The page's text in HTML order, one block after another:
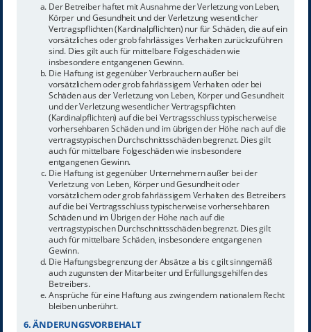
Der Betreiber haftet mit Ausnahme der Verletzung von Leben,
Körper und Gesundheit und der Verletzung wesentlicher
Vertragspflichten (Kardinalpflichten) nur für Schäden, die auf ein
vorsätzliches oder grob fahrlässiges Verhalten zurückzuführen
sind. Dies gilt auch für mittelbare Folgeschäden wie
insbesondere entgangenen Gewinn.
Die Haftung ist gegenüber Verbrauchern außer bei
vorsätzlichem oder grob fahrlässigem Verhalten oder bei
Schäden aus der Verletzung von Leben, Körper und Gesundheit
und der Verletzung wesentlicher Vertragspflichten
(Kardinalpflichten) auf die bei Vertragsschluss typischerweise
vorhersehbaren Schäden und im übrigen der Höhe nach auf die
vertragstypischen Durchschnittsschäden begrenzt. Dies gilt
auch für mittelbare Folgeschäden wie insbesondere
entgangenen Gewinn.
Die Haftung ist gegenüber Unternehmern außer bei der
Verletzung von Leben, Körper und Gesundheit oder
vorsätzlichem oder grob fahrlässigem Verhalten des Betreibers
auf die bei Vertragsschluss typischerweise vorhersehbaren
Schäden und im Übrigen der Höhe nach auf die
vertragstypischen Durchschnittsschäden begrenzt. Dies gilt
auch für mittelbare Schäden, insbesondere entgangenen
Gewinn.
Die Haftungsbegrenzung der Absätze a bis c gilt sinngemäß
auch zugunsten der Mitarbeiter und Erfüllungsgehilfen des
Betreibers.
Ansprüche für eine Haftung aus zwingendem nationalem Recht
bleiben unberührt.
6. ÄNDERUNGSVORBEHALT